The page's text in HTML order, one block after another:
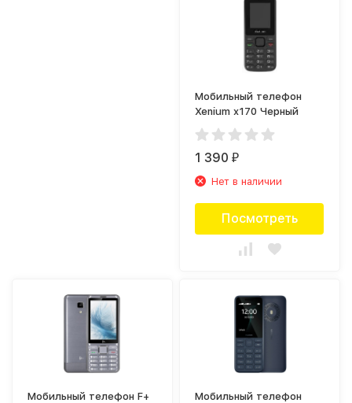
Мобильный телефон
Xenium x170 Черный
1 390₽
Нет в наличии
Посмотреть
Мобильный телефон F+
Мобильный телефон